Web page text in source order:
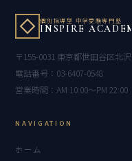
個別指導型 中学受験専門塾
INSPIRE
〒155-0031 東京都世田谷区北
電話番号：03-6407-0548
営業時間：AM 10:00〜PM 22:00
NAVIGATION
ホーム